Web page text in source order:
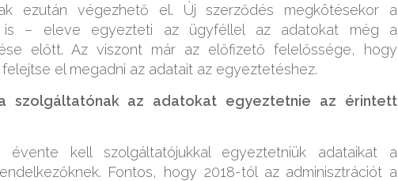
ezután végezhető el. Új szerződés megkötésekor a
– eleve egyezteti az ügyféllel az adatokat még a
előtt. Az viszont már az előfizető felelőssége, hogy
el megadni az adatait az egyeztetéshez.
szolgáltatónak az adatokat egyeztetnie az érintett
kell szolgáltatójukkal egyeztetniük adataikat a
Fontos, hogy 2018-tól az adminisztrációt a